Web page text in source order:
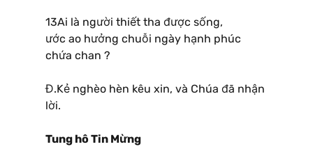
13Ai là người thiết tha được sống,
ước ao hưởng chuỗi ngày hạnh phúc
chứa chan ?
Đ.Kẻ nghèo hèn kêu xin, và Chúa đã nhận
lời.
Tung hô Tin Mừng